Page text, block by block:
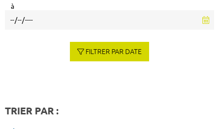
à
FILTRER PAR DATE
TRIER PAR :